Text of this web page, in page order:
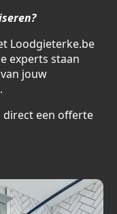
Loodgieterke.be
experts staan
jouw
.
direct een offerte